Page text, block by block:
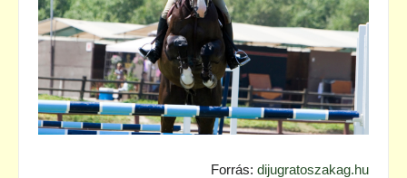
Forrás: dijugratoszakag.hu